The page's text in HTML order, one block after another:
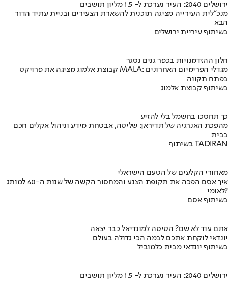
ירושלים 2040: העיר נערכת ל- 1.5 מליון תושבים
מנכ"לית העירייה מציגה תוכנית להשארת הצעירים ובניית עתיד הדור
הבא
בשיתוף עיריית ירושלים
חלון ההזדמנויות בכפר גנים נסגר
קבוצת אלמוג מציגה את פרויקט MALA: מגדלי הפרימיום האחרונים
בפתח תקווה
בשיתוף קבוצת אלמוג
כך תחסכו בחשמל בלי להזיע
מהפכת האנרגיה של תדיראן: שליטה, אבטחת מידע וניהול אקלים חכם
בבית
בשיתוף TADIRAN
מאחורי הקלעים של הטעם הישראלי
איך אסם הפכה את תקופת הצנע והמחסור הקשה של שנות ה-40 למותג
לאומי?
בשיתוף אסם
אתם עוד לא שם? הטיסה למונדיאל כבר יצאה
יונדאי לוקחת אתכם לבמה הכי גדולה בעולם
בשיתוף יונדאי מבית כלמוביל
ירושלים 2040: העיר נערכת ל- 1.5 מליון תושבים